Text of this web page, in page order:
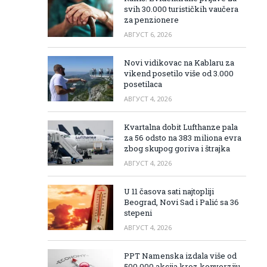
svih 30.000 turističkih vaučera
za penzionere
АВГУСТ 6, 2026
Novi vidikovac na Kablaru za
vikend posetilo više od 3.000
posetilaca
АВГУСТ 4, 2026
Kvartalna dobit Lufthanze pala
za 56 odsto na 383 miliona evra
zbog skupog goriva i štrajka
АВГУСТ 4, 2026
U 11 časova sati najtopliji
Beograd, Novi Sad i Palić sa 36
stepeni
АВГУСТ 4, 2026
PPT Namenska izdala više od